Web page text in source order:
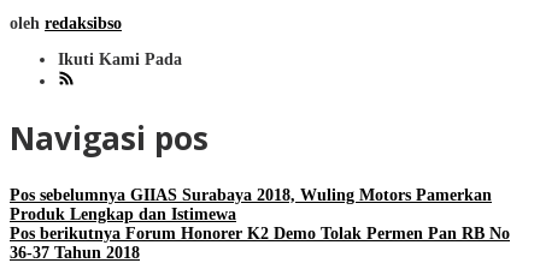
oleh redaksibso
Ikuti Kami Pada
Navigasi pos
Pos sebelumnya GIIAS Surabaya 2018, Wuling Motors Pamerkan
Produk Lengkap dan Istimewa
Pos berikutnya Forum Honorer K2 Demo Tolak Permen Pan RB No
36-37 Tahun 2018